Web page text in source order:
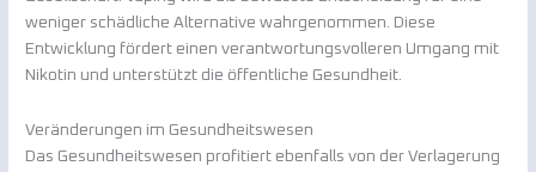
weniger schädliche Alternative wahrgenommen. Diese
Entwicklung fördert einen verantwortungsvolleren Umgang mit
Nikotin und unterstützt die öffentliche Gesundheit.
Veränderungen im Gesundheitswesen
Das Gesundheitswesen profitiert ebenfalls von der Verlagerung